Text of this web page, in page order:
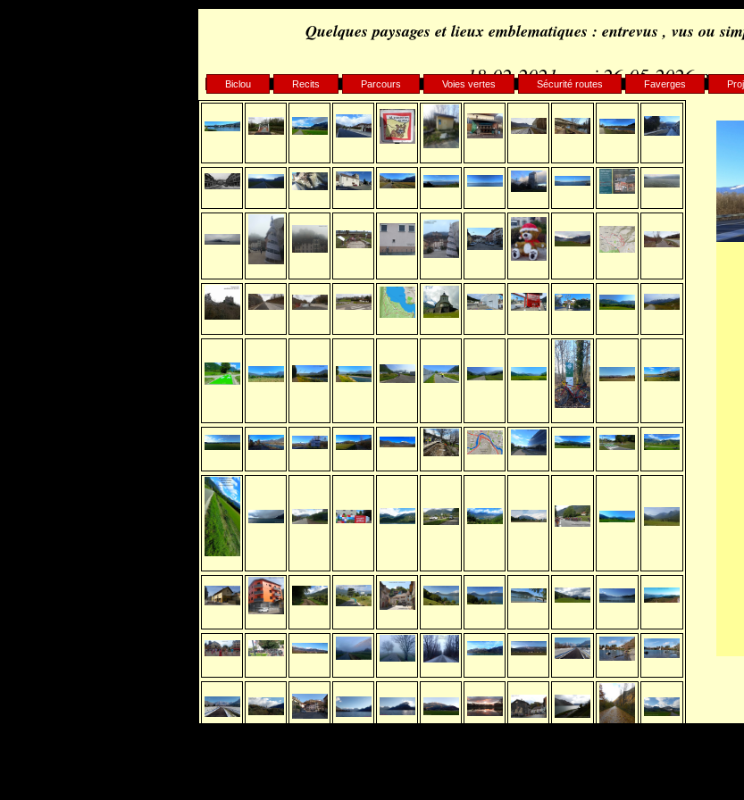
Biclou Recits Parcours Voies vertes Sécurité routes Faverges
Quelques paysages et lieux emblematiques : entrevus , vus ou
18-02-2021, maj 26-05-2026 par